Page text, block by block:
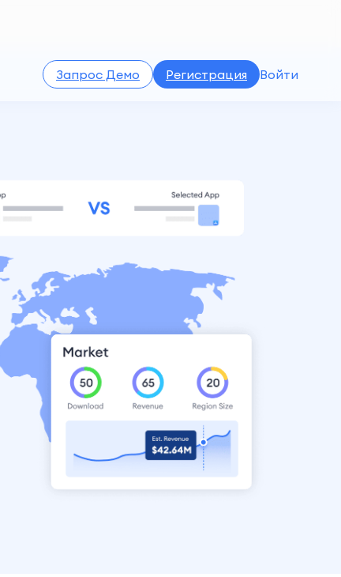
Запрос Демо Регистрация Войти